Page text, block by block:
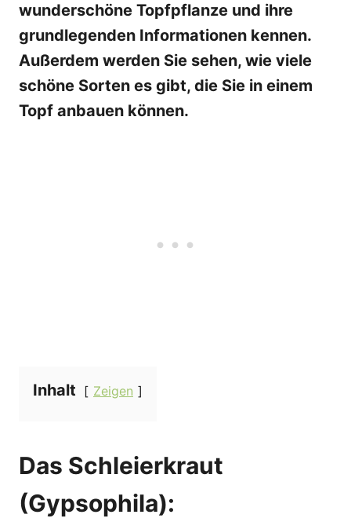
wunderschöne Topfpflanze und ihre
grundlegenden Informationen kennen.
Außerdem werden Sie sehen, wie viele
schöne Sorten es gibt, die Sie in einem
Topf anbauen können.
Inhalt Zeigen
Das Schleierkraut
(Gypsophila):